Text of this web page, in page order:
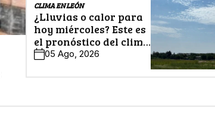
CLIMA EN LEÓN
¿Lluvias o calor para
hoy miércoles? Este es
el pronóstico del clima
en León
05 Ago, 2026